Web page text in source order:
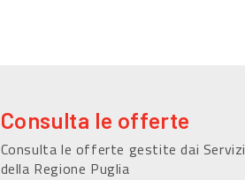
Consulta le offerte
Consulta le offerte gestite dai Servizi
della Regione Puglia